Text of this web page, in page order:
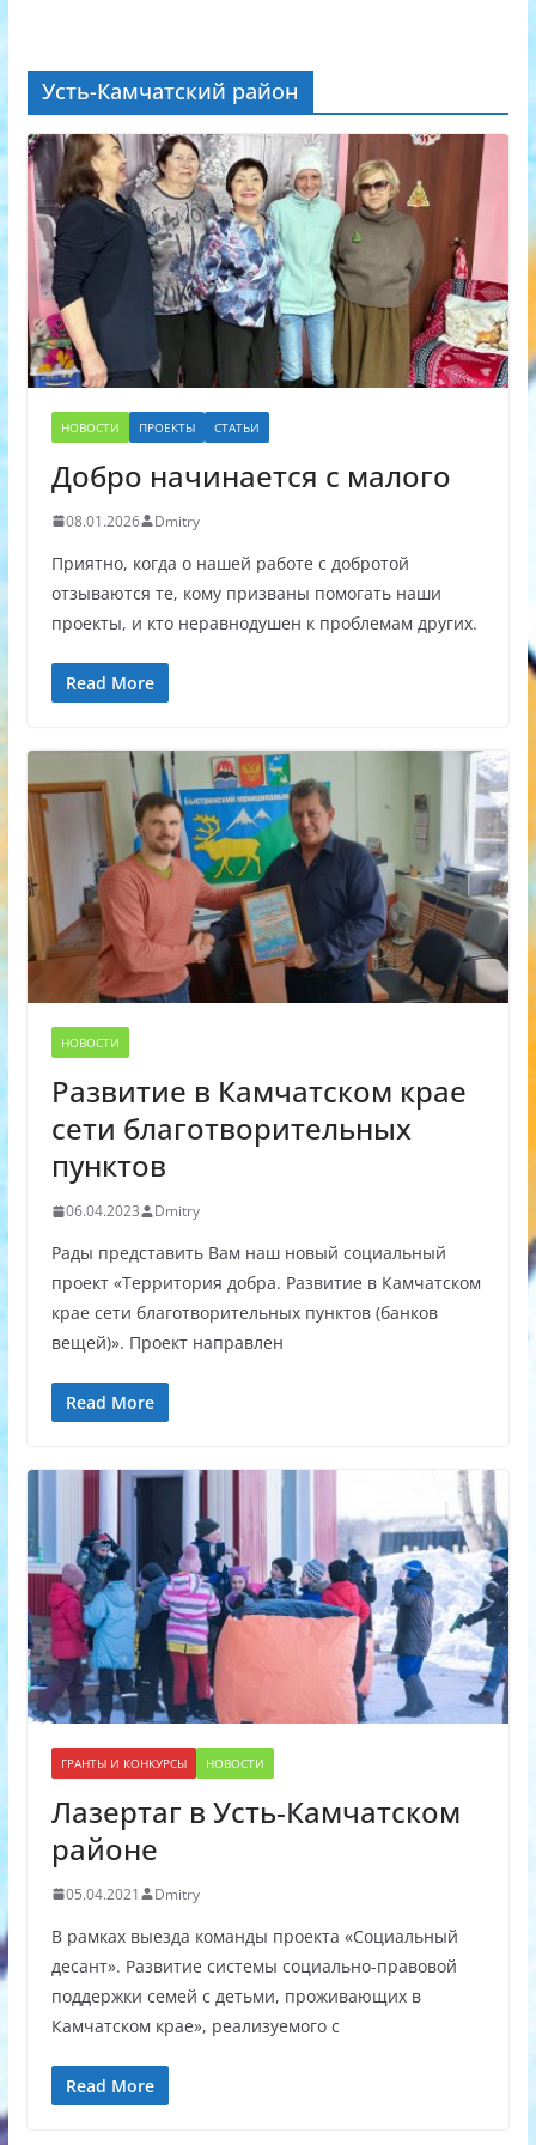
Усть-Камчатский район
НОВОСТИ ПРОЕКТЫ СТАТЬИ
Добро начинается с малого
08.01.2026 Dmitry
Приятно, когда о нашей работе с добротой
отзываются те, кому призваны помогать наши
проекты, и кто неравнодушен к проблемам других.
Read More
НОВОСТИ
Развитие в Камчатском крае
сети благотворительных
пунктов
06.04.2023 Dmitry
Рады представить Вам наш новый социальный
проект «Территория добра. Развитие в Камчатском
крае сети благотворительных пунктов (банков
вещей)». Проект направлен
Read More
ГРАНТЫ И КОНКУРСЫ НОВОСТИ
Лазертаг в Усть-Камчатском
районе
05.04.2021 Dmitry
В рамках выезда команды проекта «Социальный
десант». Развитие системы социально-правовой
поддержки семей с детьми, проживающих в
Камчатском крае», реализуемого с
Read More